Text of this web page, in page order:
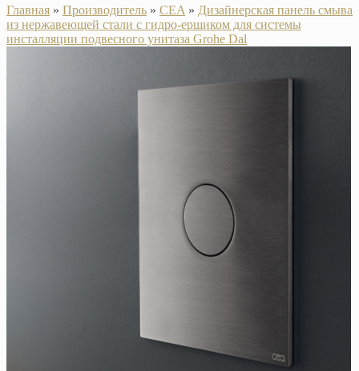
Главная » Производитель » CEA » Дизайнерская панель смыва
из нержавеющей стали с гидро-ершиком для системы
инсталляции подвесного унитаза Grohe Dal